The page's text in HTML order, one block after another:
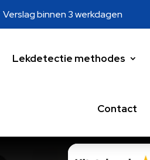
binnen 3 werkdagen
Lekdetectie methodes
Contact